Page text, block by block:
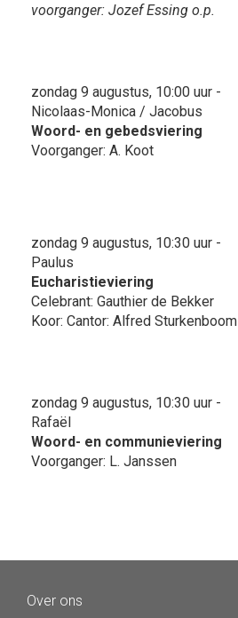
voorganger: Jozef Essing o.p.
zondag 9 augustus, 10:00 uur -
Nicolaas-Monica / Jacobus
Woord- en gebedsviering
Voorganger: A. Koot
zondag 9 augustus, 10:30 uur -
Paulus
Eucharistieviering
Celebrant: Gauthier de Bekker
Koor: Cantor: Alfred Sturkenboom
zondag 9 augustus, 10:30 uur -
Rafaël
Woord- en communieviering
Voorganger: L. Janssen
Over ons